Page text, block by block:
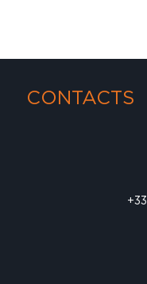
CONTACTS